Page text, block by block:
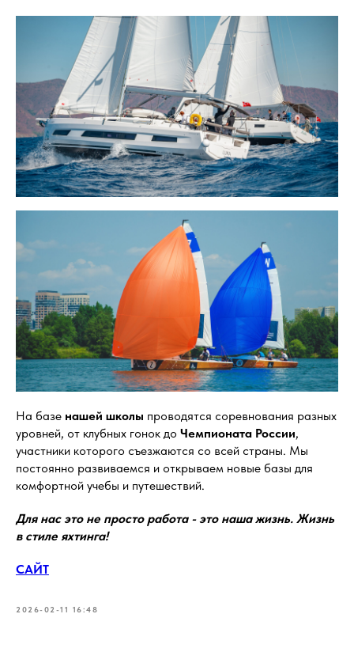
На базе нашей школы проводятся соревнования разных
уровней, от клубных гонок до Чемпионата России,
участники которого съезжаются со всей страны. Мы
постоянно развиваемся и открываем новые базы для
комфортной учебы и путешествий.
Для нас это не просто работа - это наша жизнь. Жизнь
в стиле яхтинга!
САЙТ
2026-02-11 16:48